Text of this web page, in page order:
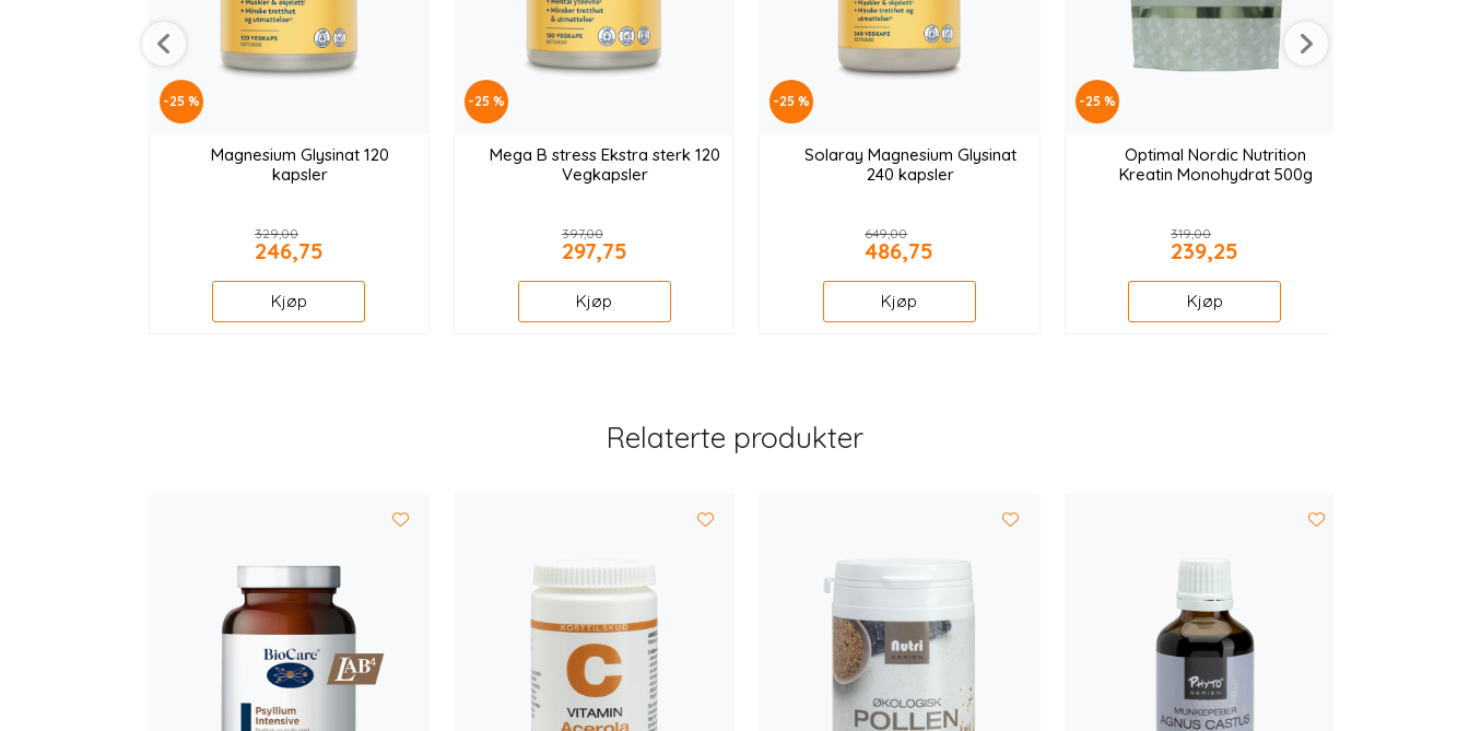
-25 %
Magnesium Glysinat 120
kapsler
329,00
246,75
Kjøp
-25 %
Mega B stress Ekstra sterk 120
Vegkapsler
397,00
297,75
Kjøp
-25 %
Solaray Magnesium Glysinat
240 kapsler
649,00
486,75
Kjøp
-25 %
Optimal Nordic Nutrition
Kreatin Monohydrat 500g
319,00
239,25
Kjøp
Relaterte produkter